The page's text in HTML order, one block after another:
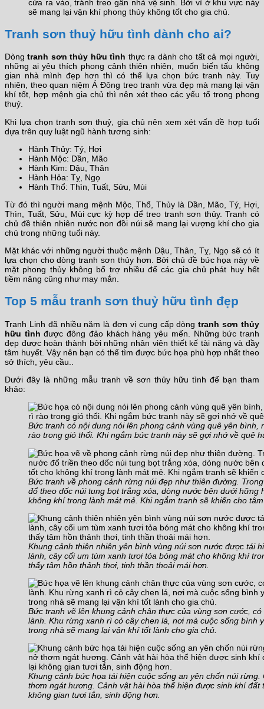
cửa ra vào, tránh treo gần nhà vệ sinh. Bởi vì ở khu vực này
sẽ mang lại vận khí phong thủy không tốt cho gia chủ.
Tranh sơn thuỷ hữu tình dành cho ai?
Dòngtranh sơn thủy hữu tình thực ra dành cho tất cả mọi người,
những ai yêu thích phong cảnh thiên nhiên, muốn biến tấu không
gian nhà mình đẹp hơn thì có thể lựa chọn bức tranh này. Tuy
nhiên, theo quan niệm Á Đông treo tranh vừa đẹp mà mang lại vận
khí tốt, hợp mệnh gia chủ thì nên xét theo các yếu tố trong phong
thuỷ.
Khi lựa chọn tranh sơn thuỷ, gia chủ nên xem xét vấn đề hợp tuổi
dựa trên quy luật ngũ hành tương sinh:
Hành Thủy: Tý, Hợi
Hành Mộc: Dần, Mão
Hành Kim: Dậu, Thân
Hành Hỏa: Tỵ, Ngọ
Hành Thổ: Thìn, Tuất, Sửu, Mùi
Từ đó thì người mang mệnh Mộc, Thổ, Thủy là Dần, Mão, Tý, Hợi,
Thìn, Tuất, Sửu, Mùi cực kỳ hợp để treo tranh sơn thủy. Tranh có
chủ đề thiên nhiên nước non đồi núi sẽ mang lại vượng khí cho gia
chủ trong những tuổi này.
Mặt khác với những người thuộc mệnh Dậu, Thân, Tỵ, Ngọ sẽ có ít
lựa chọn cho dòng tranh sơn thủy hơn. Bởi chủ đề bức họa này về
mặt phong thủy không bổ trợ nhiều để các gia chủ phát huy hết
tiềm năng cũng như may mắn.
Top 5 mẫu tranh sơn thuỷ hữu tình đẹp
Tranh Linh đã nhiều năm là đơn vị cung cấp dòngtranh sơn thủy
hữu tình được đông đảo khách hàng yêu mến. Những bức tranh
đẹp được hoàn thành bởi những nhân viên thiết kế tài năng và đầy
tâm huyết. Vậy nên bạn có thể tìm được bức họa phù hợp nhất theo
sở thích, yêu cầu..
Dưới đây là những mẫu tranh về sơn thủy hữu tình để bạn tham
khảo:
Bức tranh có nội dung nói lên phong cảnh vùng quê yên
rào trong gió thổi. Khi ngắm bức tranh này sẽ gợi nhớ về quê
Bức tranh về phong cảnh rừng núi đẹp như thiên đường.
đổ theo dốc núi tung bọt trắng xóa, dòng nước bên dưới hững
không khí trong lành mát mẻ. Khi ngắm tranh sẽ khiến cho
Khung cảnh thiên nhiên yên bình vùng núi sơn nước được tái
lành, cây cối um tùm xanh tươi tỏa bóng mát cho không khí
thấy tâm hồn thảnh thơi, tinh thần thoải mái hơn.
Bức tranh vẽ lên khung cảnh chân thực của vùng sơn cước,
lành. Khu rừng xanh rì cỏ cây chen lá, nơi mà cuộc sống bình
trong nhà sẽ mang lại vận khí tốt lành cho gia chủ.
Khung cảnh bức họa tái hiện cuộc sống an yên chốn núi
thơm ngát hương. Cảnh vật hài hòa thể hiện được sinh khí
không gian tươi tắn, sinh động hơn.